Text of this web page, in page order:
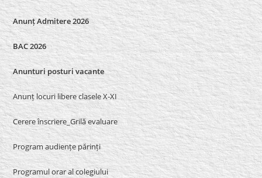
Anunț Admitere 2026
BAC 2026
Anunturi posturi vacante
Anunț locuri libere clasele X-XI
Cerere înscriere_Grilă evaluare
Program audiențe părinți
Programul orar al colegiului